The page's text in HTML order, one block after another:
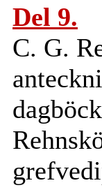
Del 9.
C. G.